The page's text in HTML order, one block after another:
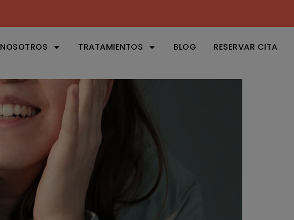
NOSOTROS TRATAMIENTOS BLOG RESERVAR CITA